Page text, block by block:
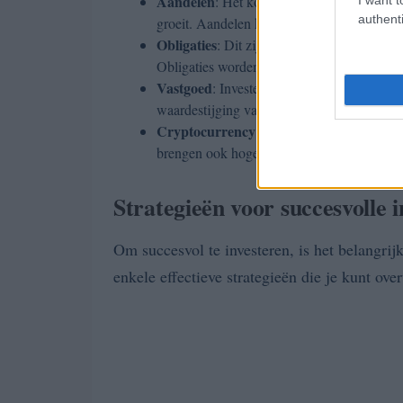
groeit. Aandelen kunnen ook
Obligaties: Dit zijn leningen die je aan
Obligaties worden vaak als minder risicovol
Vastgoed: Investeren in onroerend goed
waardestijging van het vastgoed.
Cryptocurrency
brengen ook hogere risico’s met zich mee.
Strategieën voor succesvolle
Om succesvol te investeren, is het
enkele effectieve strategieën die je kunt